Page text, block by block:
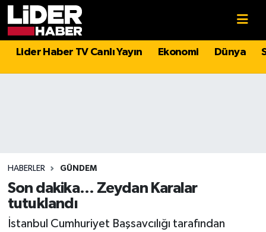
Lider Haber TV Canlı Yayın Ekonomi Dünya
HABERLER GÜNDEM
Son dakika... Zeydan Karalar
tutuklandı
İstanbul Cumhuriyet Başsavcılığı tarafından
Politika
Magazin
Spor
Sağlık
Hava Durumu
Süper Lig Puan Durumu ve Fikstür
Tüm Manşetler
Son Dakika Haberleri